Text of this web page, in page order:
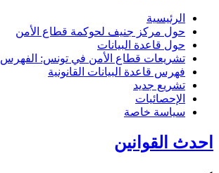
الرئيسية
حول مركز جنيف لحوكمة قطاع الأمن
حول قاعدة البيانات
تشريعات قطاع الأمن في تونس: الفهرس 1956-2011
فهرس قاعدة البيانات القانونية
تشريع جديد
الإحصائيات
سياسة خاصة
احدث القوانين